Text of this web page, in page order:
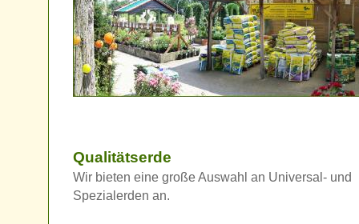
Qualitätserde
Wir bieten eine große Auswahl an Universal- und
Spezialerden an.